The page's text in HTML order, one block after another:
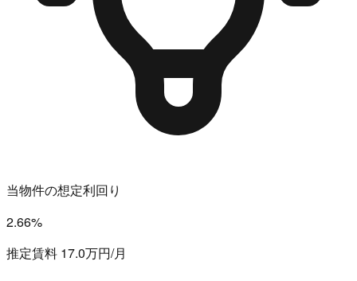
当物件の想定利回り
2.66%
推定賃料 17.0万円/月